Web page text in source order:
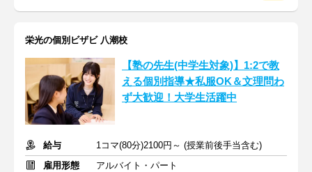
栄光の個別ビザビ 八潮校
【塾の先生(中学生対象)】1:2で教
える個別指導★私服OK＆文理問わ
ず大歓迎！大学生活躍中
給与
1コマ(80分)2100円～ (授業前後手当含む)
雇用形態
アルバイト・パート